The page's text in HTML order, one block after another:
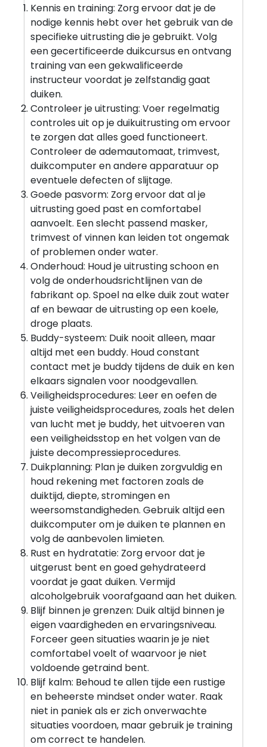
Kennis en training: Zorg ervoor dat je de
nodige kennis hebt over het gebruik van de
specifieke uitrusting die je gebruikt. Volg
een gecertificeerde duikcursus en ontvang
training van een gekwalificeerde
instructeur voordat je zelfstandig gaat
duiken.
Controleer je uitrusting: Voer regelmatig
controles uit op je duikuitrusting om ervoor
te zorgen dat alles goed functioneert.
Controleer de ademautomaat, trimvest,
duikcomputer en andere apparatuur op
eventuele defecten of slijtage.
Goede pasvorm: Zorg ervoor dat al je
uitrusting goed past en comfortabel
aanvoelt. Een slecht passend masker,
trimvest of vinnen kan leiden tot ongemak
of problemen onder water.
Onderhoud: Houd je uitrusting schoon en
volg de onderhoudsrichtlijnen van de
fabrikant op. Spoel na elke duik zout water
af en bewaar de uitrusting op een koele,
droge plaats.
Buddy-systeem: Duik nooit alleen, maar
altijd met een buddy. Houd constant
contact met je buddy tijdens de duik en ken
elkaars signalen voor noodgevallen.
Veiligheidsprocedures: Leer en oefen de
juiste veiligheidsprocedures, zoals het delen
van lucht met je buddy, het uitvoeren van
een veiligheidsstop en het volgen van de
juiste decompressieprocedures.
Duikplanning: Plan je duiken zorgvuldig en
houd rekening met factoren zoals de
duiktijd, diepte, stromingen en
weersomstandigheden. Gebruik altijd een
duikcomputer om je duiken te plannen en
volg de aanbevolen limieten.
Rust en hydratatie: Zorg ervoor dat je
uitgerust bent en goed gehydrateerd
voordat je gaat duiken. Vermijd
alcoholgebruik voorafgaand aan het duiken.
Blijf binnen je grenzen: Duik altijd binnen je
eigen vaardigheden en ervaringsniveau.
Forceer geen situaties waarin je je niet
comfortabel voelt of waarvoor je niet
voldoende getraind bent.
Blijf kalm: Behoud te allen tijde een rustige
en beheerste mindset onder water. Raak
niet in paniek als er zich onverwachte
situaties voordoen, maar gebruik je training
om correct te handelen.